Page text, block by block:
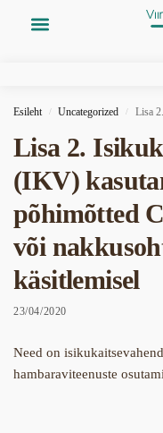
Esileht / Uncategorized / Lisa 2.
Lisa 2.
(IKV)
põhimõtted
või
käsitlemisel
23/04/2020
Need on
hambaraviteenuste